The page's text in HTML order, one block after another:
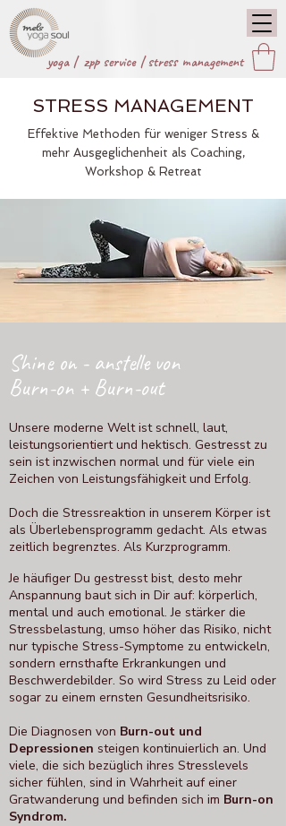
yoga | zpp service|stress management
STRESS MANAGEMENT
Effektive Methoden für weniger Stress &
mehr Ausgeglichenheit als Coaching,
Workshop & Retreat
Shine on - anstelle von
Burn-on + Burn-out
​​​​​​​​​​​​​​​​​Unsere moderne Welt ist schnell, laut,
leistungsorientiert und hektisch. Gestresst zu
sein ist inzwischen normal und für viele ein
Zeichen von Leistungsfähigkeit und Erfolg.
Doch die Stressreaktion in unserem Körper ist
als Überlebensprogramm gedacht. Als etwas
zeitlich begrenztes. Als Kurzprogramm.
Je häufiger Du gestresst bist, desto mehr
Anspannung baut sich in Dir auf: körperlich,
mental und auch emotional. Je stärker die
Stressbelastung, umso höher das Risiko, nicht
nur typische Stress-Symptome zu entwickeln,
sondern ernsthafte Erkrankungen und
Beschwerdebilder. So wird Stress zu Leid oder
sogar zu einem ernsten Gesundheitsrisiko.
Die Diagnosen von Burn-out und
Depressionen steigen kontinuierlich an. Und
viele, die sich bezüglich ihres Stresslevels
sicher fühlen, sind in Wahrheit auf einer
Gratwanderung und befinden sich im Burn-on
Syndrom.